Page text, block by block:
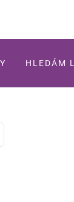
HLEDÁM